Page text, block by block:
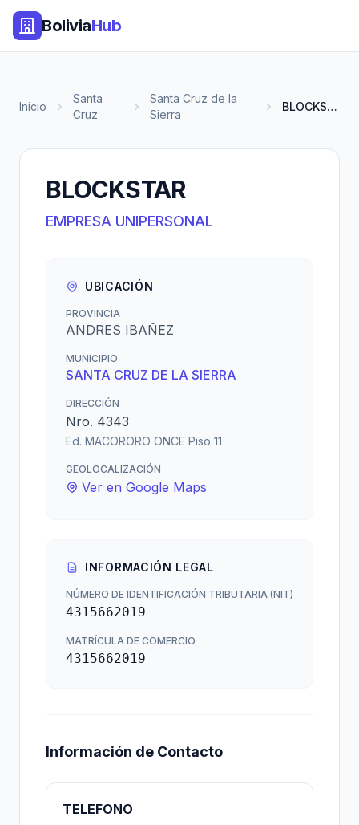
BoliviaHub
Inicio
Santa
Cruz
Santa Cruz de la
Sierra
BLOCKSTAR
BLOCKSTAR
EMPRESA UNIPERSONAL
UBICACIÓN
PROVINCIA
ANDRES IBAÑEZ
MUNICIPIO
SANTA CRUZ DE LA SIERRA
DIRECCIÓN
Nro. 4343
Ed. MACORORO ONCE Piso 11
GEOLOCALIZACIÓN
Ver en Google Maps
INFORMACIÓN LEGAL
NÚMERO DE IDENTIFICACIÓN TRIBUTARIA (NIT)
4315662019
MATRÍCULA DE COMERCIO
4315662019
Información de Contacto
TELEFONO